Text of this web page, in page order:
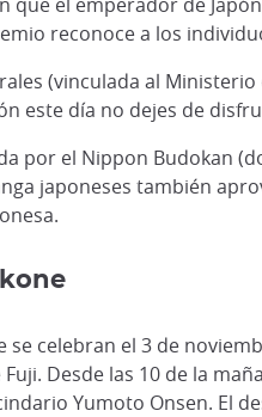
reconoce a los
(vinculada al
este día no dejes de
por el Nippon Budokan
japoneses también
se celebran el 3 de
Desde las 10 de la
Yumoto Onsen. El